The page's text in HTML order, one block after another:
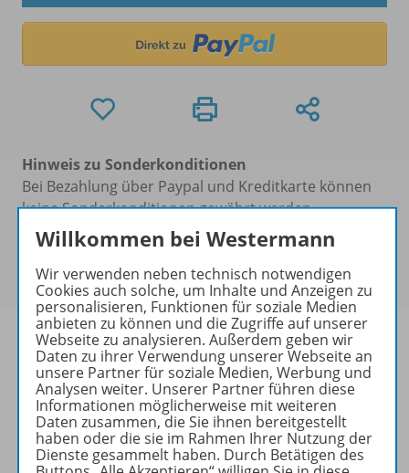
Hinweis zu Sonderkonditionen
Bei Bezahlung über Paypal und Kreditkarte können
keine Sonderkonditionen gewährt werden.
Sie haben ein passendes Spar-Paket
Um den für Sie gültigen Preis zu sehen,melden Sie
sich bitte an.
Informationen
Beschreibung
Willkommen bei Westermann
Wir verwenden neben technisch notwendigen
Cookies auch solche, um Inhalte und Anzeigen zu
personalisieren, Funktionen für soziale Medien
anbieten zu können und die Zugriffe auf unserer
Webseite zu analysieren. Außerdem geben wir
Daten zu ihrer Verwendung unserer Webseite an
unsere Partner für soziale Medien, Werbung und
Analysen weiter. Unserer Partner führen diese
Informationen möglicherweise mit weiteren
Daten zusammen, die Sie ihnen bereitgestellt
haben oder die sie im Rahmen Ihrer Nutzung der
Dienste gesammelt haben. Durch Betätigen des